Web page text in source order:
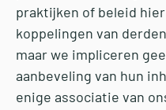
praktijken of beleid
koppelingen van
maar we impliceren
aanbeveling van hun
enige associatie van